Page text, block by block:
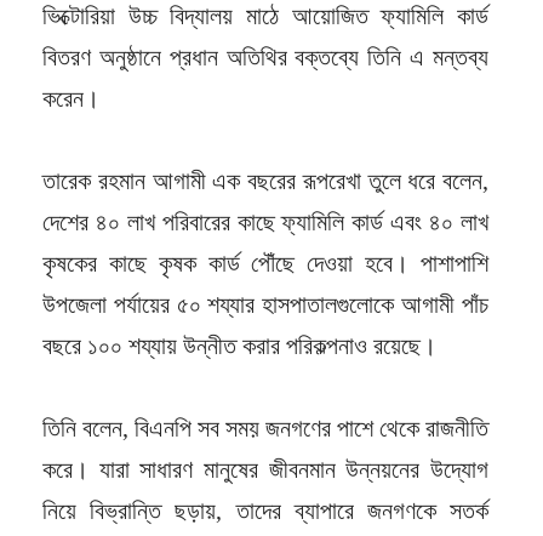
ভিক্টোরিয়া উচ্চ বিদ্যালয় মাঠে আয়োজিত ফ্যামিলি কার্ড
বিতরণ অনুষ্ঠানে প্রধান অতিথির বক্তব্যে তিনি এ মন্তব্য
করেন।
তারেক রহমান আগামী এক বছরের রূপরেখা তুলে ধরে বলেন,
দেশের ৪০ লাখ পরিবারের কাছে ফ্যামিলি কার্ড এবং ৪০ লাখ
কৃষকের কাছে কৃষক কার্ড পৌঁছে দেওয়া হবে। পাশাপাশি
উপজেলা পর্যায়ের ৫০ শয্যার হাসপাতালগুলোকে আগামী পাঁচ
বছরে ১০০ শয্যায় উন্নীত করার পরিকল্পনাও রয়েছে।
তিনি বলেন, বিএনপি সব সময় জনগণের পাশে থেকে রাজনীতি
করে। যারা সাধারণ মানুষের জীবনমান উন্নয়নের উদ্যোগ
নিয়ে বিভ্রান্তি ছড়ায়, তাদের ব্যাপারে জনগণকে সতর্ক